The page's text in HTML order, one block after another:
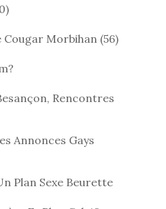
Morbihan (56)
Rencontres
Annonces Gays
Plan Sexe Beurette